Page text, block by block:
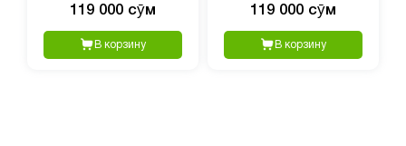
119 000 сӯм
В корзину
фрукты, 147 гр (5,2
унции)
119 000 сӯм
В корзину